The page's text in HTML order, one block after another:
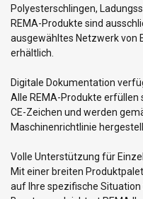
Polyesterschlingen,
REMA-Produkte sind
ausgewähltes Netzwerk von
erhältlich.
Digitale Dokumentation
Alle REMA-Produkte
CE-Zeichen und werden
Maschinenrichtlinie
Volle Unterstützung für
Mit einer breiten
auf Ihre spezifische